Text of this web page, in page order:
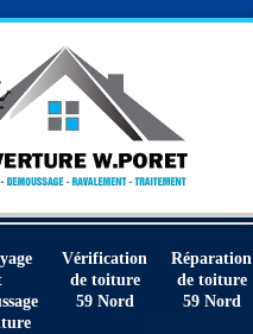
Vérification
de toiture
59 Nord
Réparation
de toiture
59 Nord